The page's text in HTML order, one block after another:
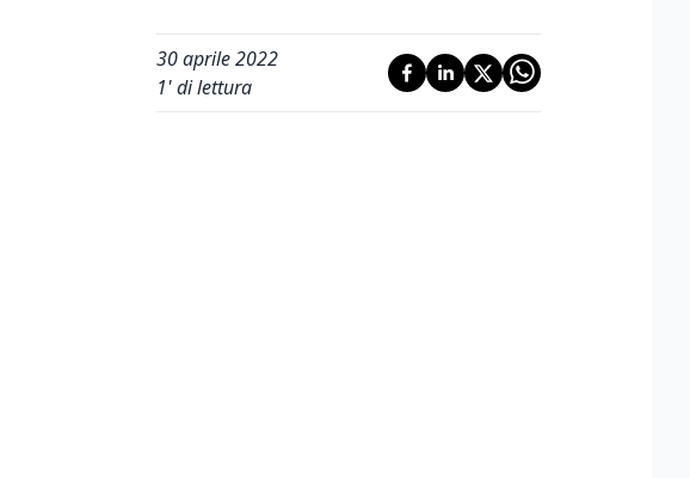
30 aprile 2022
1' di lettura